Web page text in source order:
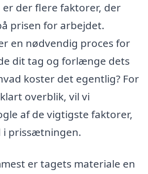
der flere faktorer, der
prisen for arbejdet.
en nødvendig proces for
dit tag og forlænge dets
koster det egentlig? For
overblik, vil vi
af de vigtigste faktorer,
i prissætningen.
er tagets materiale en